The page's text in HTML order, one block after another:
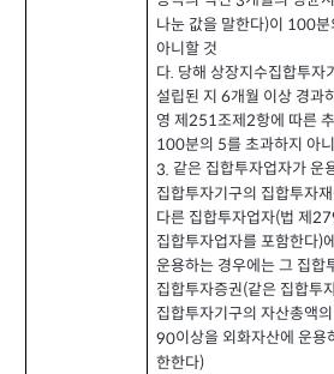
나눈 값을 말한다)이 100분
아니할 것
다. 당해 상장지수집합투자
설립된 지 6개월 이상 경과
영 제251조제2항에 따른
100분의 5를 초과하지 아
3. 같은 집합투자업자가 운
집합투자기구의 집합투자
다른 집합투자업자(법 제
집합투자업자를 포함한다)
운용하는 경우에는 그 집합
집합투자증권(같은 집합투
집합투자기구의 자산총액의
90이상을 외화자산에 운용
한한다)